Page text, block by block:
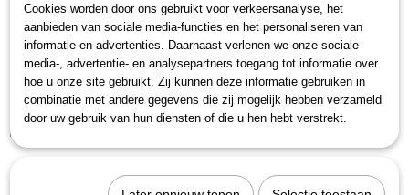
4000896002580
Productcode leverancier
1100Z-65
Met kartel
Oppervlak: verchroomd, gepolijst
DIN 3124, ISO 2725-1
Made in Germany
Productspecificaties:
Totale lengte: 86 mm
Cookies worden door ons gebruikt voor verkeersanalyse, het
aanbieden van sociale media-functies en het personaliseren van
informatie en advertenties. Daarnaast verlenen we onze sociale
media-, advertentie- en analysepartners toegang tot informatie over
hoe u onze site gebruikt. Zij kunnen deze informatie gebruiken in
combinatie met andere gegevens die zij mogelijk hebben verzameld
door uw gebruik van hun diensten of die u hen hebt verstrekt.